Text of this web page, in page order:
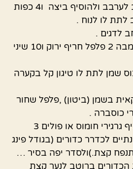
לטחון הכל ביחד טוב לערבב ולהוסיף ביצה ו4 כפות
לו לנוח .
לדגים .
לחתוך 2 עגבניות 2 גמבה 2 פלפל חריף ירוק ו10 שיני
שמן לתת לו טיגון קל בקערה
בשמן (ביטון) ,פלפל שחור
כוסברה .
לתת ערבוב קל להוסיף גרגירי חומוס או פולים 3
לכדרר כדורים (בגודל פינג
קצת.)ולסדר יפה בסיר …
ברוטב לנער קצת